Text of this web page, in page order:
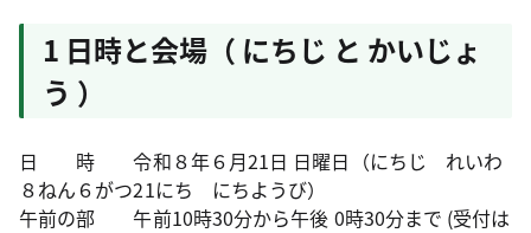
1 日時と会場（ にちじ と かいじょ
う ）
日 時 令和８年６月21日 日曜日（にちじ れいわ
８ねん６がつ21にち にちようび）
午前の部 午前10時30分から午後 0時30分まで (受付は